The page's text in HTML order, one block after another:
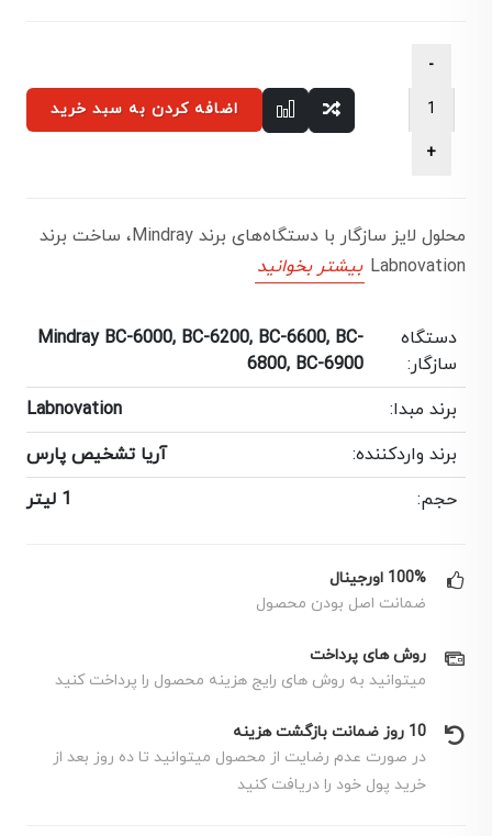
اضافه کردن به سبد خرید
محلول لایز سازگار با دستگاه‌های برند Mindray، ساخت برند
Labnovation بیشتر بخوانید
دستگاه
سازگار:
Mindray BC-6000, BC-6200, BC-6600, BC-
6800, BC-6900
برند مبدا:
Labnovation
برند واردکننده:
آریا تشخیص پارس
حجم:
1 لیتر
100% اورجینال
ضمانت اصل بودن محصول
روش های پرداخت
میتوانید به روش های رایج هزینه محصول را پرداخت کنید
10 روز ضمانت بازگشت هزینه
در صورت عدم رضایت از محصول میتوانید تا ده روز بعد از
خرید پول خود را دریافت کنید